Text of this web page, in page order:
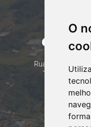
O
Rua Tocantins
Telefone: (44)